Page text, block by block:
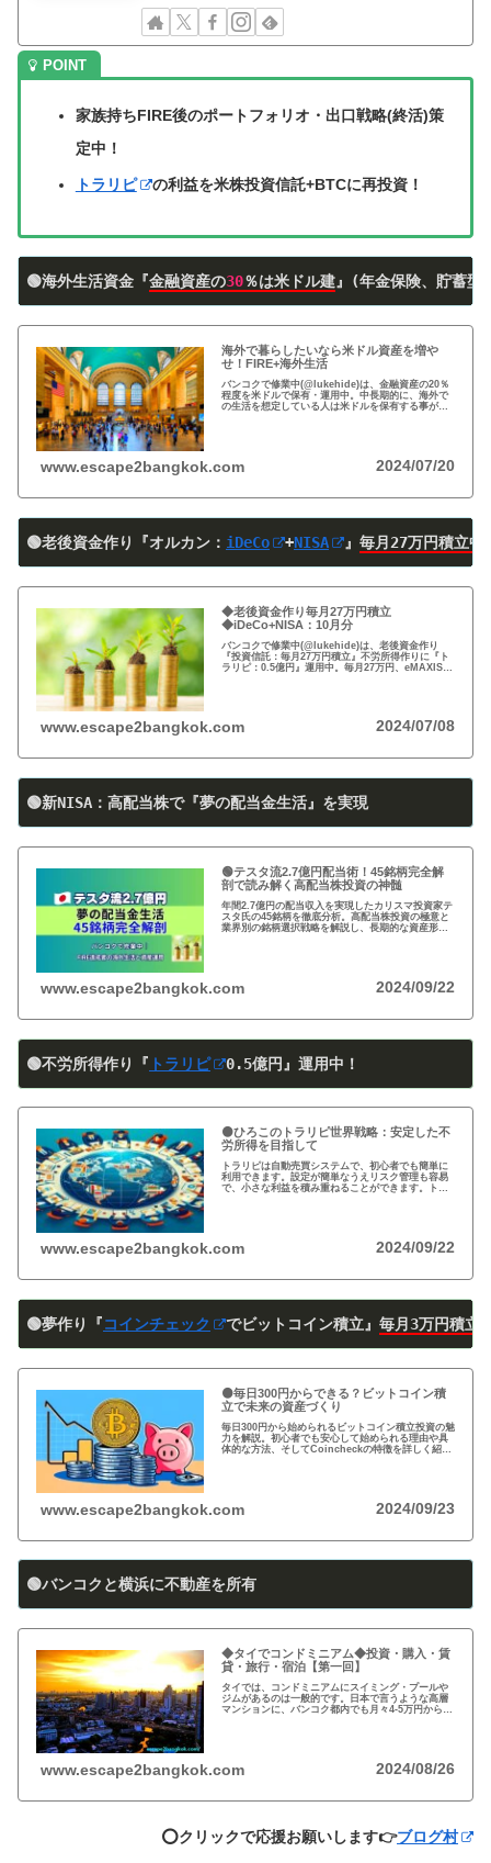
家族持ちFIRE後のポートフォリオ・出口戦略(終活)策
定中！
トラリピ の利益を米株投資信託+BTCに再投資！
🟢海外生活資金『金融資産の30％は米ドル建』(年金保険、貯蓄型
海外で暮らしたいなら米ドル資産を増や
せ！FIRE+海外生活
バンコクで修業中(@lukehide)は、金融資産の20％
程度を米ドルで保有・運用中。中長期的に、海外で
の生活を想定している人は米ドルを保有する事がお
www.escape2bangkok.com 2024/07/20
🟢老後資金作り『オルカン： iDeCo +NISA 』 毎月27万円積立中
◆老後資金作り毎月27万円積立
◆iDeCo+NISA：10月分
バンコクで修業中(@lukehide)は、老後資金作り
『投資信託：毎月27万円積立』不労所得作りに『ト
ラリピ：0.5億円』運用中。毎月27万円、eMAXIS
www.escape2bangkok.com 2024/07/08
🟢新NISA：高配当株で『夢の配当金生活』を実現
🟢テスタ流2.7億円配当術！45銘柄完全解
剖で読み解く高配当株投資の神髄
年間2.7億円の配当収入を実現したカリスマ投資家テ
スタ氏の45銘柄を徹底分析。高配当株投資の極意と
業界別の銘柄選択戦略を解説し、長期的な資産形成
www.escape2bangkok.com 2024/09/22
🟢不労所得作り『 トラリピ 0.5億円』運用中！
🟠ひろこのトラリピ世界戦略：安定した不
労所得を目指して
トラリピは自動売買システムで、初心者でも簡単に
利用できます。設定が簡単なうえリスク管理も容易
で、小さな利益を積み重ねることができます。トラ
www.escape2bangkok.com 2024/09/22
🟢夢作り『コインチェック でビットコイン積立』 毎月3万円積立
🟠毎日300円からできる？ビットコイン積
立で未来の資産づくり
毎日300円から始められるビットコイン積立投資の魅
力を解説。初心者でも安心して始められる理由や具
体的な方法、そしてCoincheckの特徴を詳しく紹
www.escape2bangkok.com 2024/09/23
🟢バンコクと横浜に不動産を所有
◆タイでコンドミニアム◆投資・購入・賃
貸・旅行・宿泊【第一回】
タイでは、コンドミニアムにスイミング・プールや
ジムがあるのは一般的です。日本で言うような高層
マンションに、バンコク都内でも月々4-5万円から賃
www.escape2bangkok.com 2024/08/26
⭕️クリックで応援お願いします👉ブログ村